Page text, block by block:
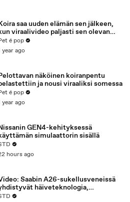
saa uuden elämän sen jälkeen,
viraalivideo paljasti sen olevan
asunnon parvekkeella
é pop
year ago
näköinen koiranpentu
ja nousi viraaliksi somessa
é pop
year ago
GEN4-kehityksessä
simulaattorin sisällä
hours ago
Saabin A26-sukellusveneissä
häiveteknologia,
droonit ja Stirling-